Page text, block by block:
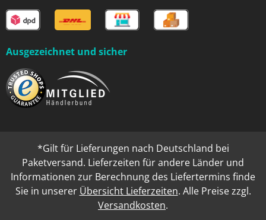
Ausgezeichnet und sicher
*Gilt für Lieferungen nach Deutschland bei
Paketversand. Lieferzeiten für andere Länder und
Informationen zur Berechnung des Liefertermins finde
Sie in unserer Übersicht Lieferzeiten. Alle Preise zzgl.
Versandkosten.